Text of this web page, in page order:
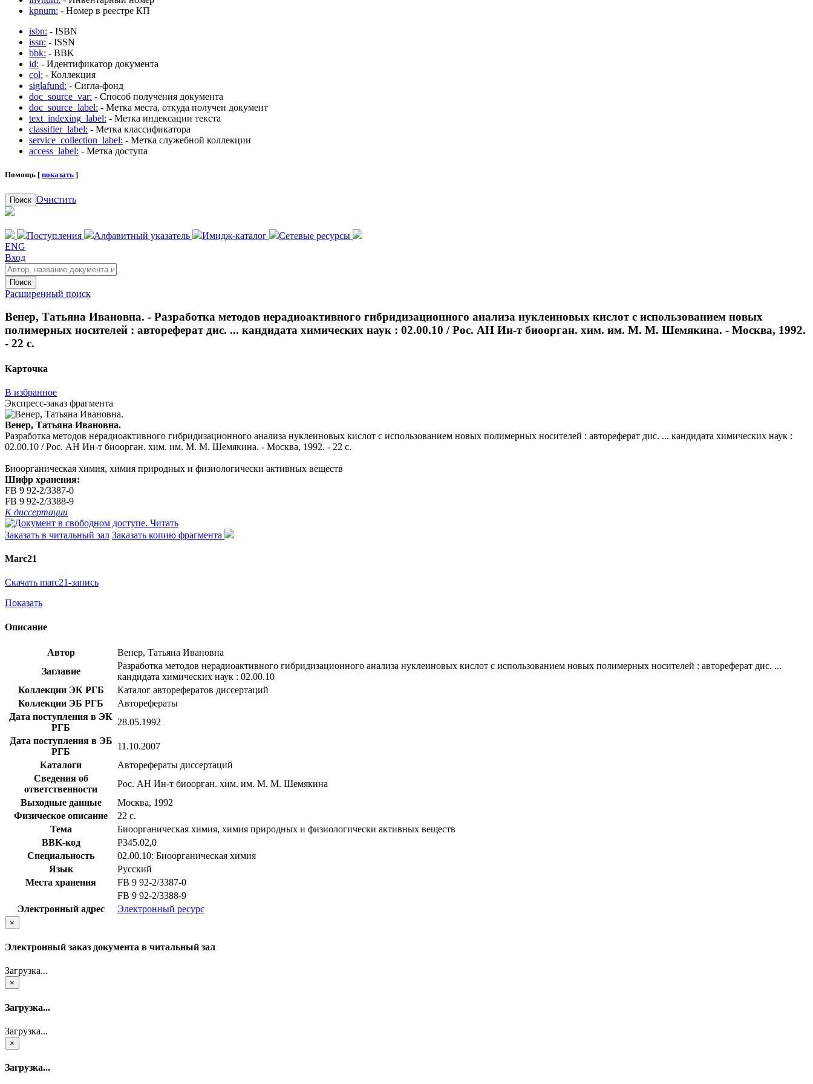
kpnum: - Номер в реестре КП
isbn: - ISBN
issn: - ISSN
bbk: - BBK
id: - Идентификатор документа
col: - Коллекция
siglafund: - Сигла-фонд
doc_source_var: - Способ получения документа
doc_source_label: - Метка места, откуда получен документ
text_indexing_label: - Метка индексации текста
classifier_label: - Метка классификатора
service_collection_label: - Метка служебной коллекции
access_label: - Метка доступа
Помощь [ показать ]
Поиск Очистить
Поступления Алфавитный указатель Имидж-каталог
Сетевые ресурсы
ENG
Вход
Поиск
Расширенный поиск
Венер, Татьяна Ивановна. - Разработка методов нерадиоактивного гибридизационного анализа нуклеиновых кислот с использованием новых
полимерных носителей : автореферат дис. ... кандидата химических наук : 02.00.10 / Рос. АН Ин-т биоорган. хим. им. М. М. Шемякина. - Москва, 1992.
- 22 с.
Карточка
В избранное
Экспресс-заказ фрагмента
Венер, Татьяна Ивановна.
Разработка методов нерадиоактивного гибридизационного анализа нуклеиновых кислот с использованием новых полимерных носителей : автореферат дис. ... кандидата химических наук :
02.00.10 / Рос. АН Ин-т биоорган. хим. им. М. М. Шемякина. - Москва, 1992. - 22 с.
Биоорганическая химия, химия природных и физиологически активных веществ
Шифр хранения:
FB 9 92-2/3387-0
FB 9 92-2/3388-9
К диссертации
Читать
Заказать в читальный зал Заказать копию фрагмента
Marc21
Скачать marc21-запись
Показать
Описание
Автор
Венер, Татьяна Ивановна
Заглавие
Разработка методов нерадиоактивного гибридизационного анализа нуклеиновых кислот с использованием новых полимерных носителей : автореферат дис. ...
кандидата химических наук : 02.00.10
Коллекции ЭК РГБ
Каталог авторефератов диссертаций
Коллекции ЭБ РГБ
Авторефераты
Дата поступления в ЭК
РГБ
28.05.1992
Дата поступления в ЭБ
РГБ
11.10.2007
Каталоги
Авторефераты диссертаций
Сведения об
ответственности
Рос. АН Ин-т биоорган. хим. им. М. М. Шемякина
Выходные данные
Москва, 1992
Физическое описание
22 с.
Тема
Биоорганическая химия, химия природных и физиологически активных веществ
BBK-код
Р345.02,0
Специальность
02.00.10: Биоорганическая химия
Язык
Русский
Места хранения
FB 9 92-2/3387-0
FB 9 92-2/3388-9
Электронный адрес
Электронный ресурс
×
Электронный заказ документа в читальный зал
Загрузка...
×
Загрузка...
Загрузка...
×
Загрузка...